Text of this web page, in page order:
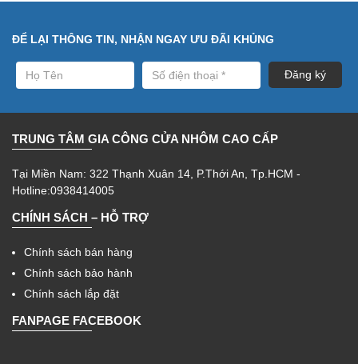
ĐỂ LẠI THÔNG TIN, NHẬN NGAY ƯU ĐÃI KHỦNG
TRUNG TÂM GIA CÔNG CỬA NHÔM CAO CẤP
Tại Miền Nam: 322 Thạnh Xuân 14, P.Thới An, Tp.HCM -
Hotline:0938414005
CHÍNH SÁCH – HỖ TRỢ
Chính sách bán hàng
Chính sách bảo hành
Chính sách lắp đặt
FANPAGE FACEBOOK